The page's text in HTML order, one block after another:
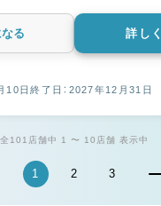
る 詳し
10日終了日：2027年12月31日
全101店舗中 1 〜 10店舗 表示中
1 2 3